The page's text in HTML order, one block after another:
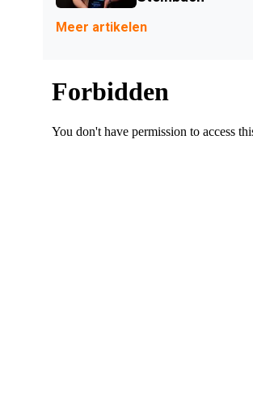
Meer artikelen